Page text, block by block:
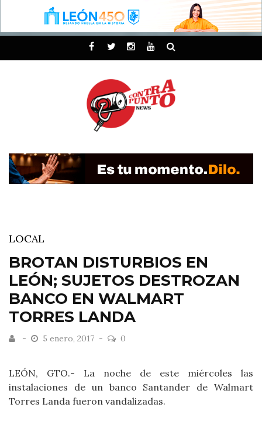
LOCAL
BROTAN DISTURBIOS EN
LEÓN; SUJETOS DESTROZAN
BANCO EN WALMART
TORRES LANDA
5 enero, 2017 0
LEÓN, GTO.- La noche de este miércoles las
instalaciones de un banco Santander de Walmart
Torres Landa fueron vandalizadas.